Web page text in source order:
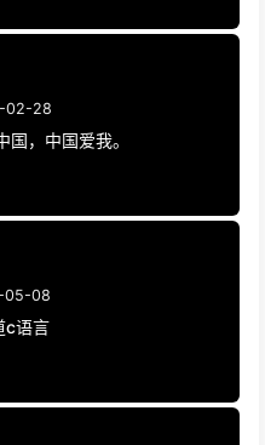
02-28
，中国爱我。
05-08
c语言